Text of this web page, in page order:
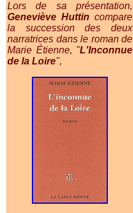
Lors de sa présentation,
Geneviève Huttin compare
la succession des deux
narratrices dans le roman de
Marie Étienne, "L'Inconnue
de la Loire",